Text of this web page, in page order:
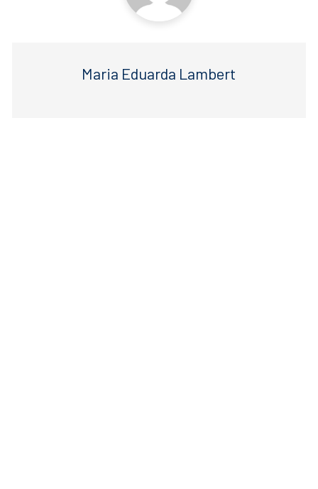
Maria Eduarda Lambert